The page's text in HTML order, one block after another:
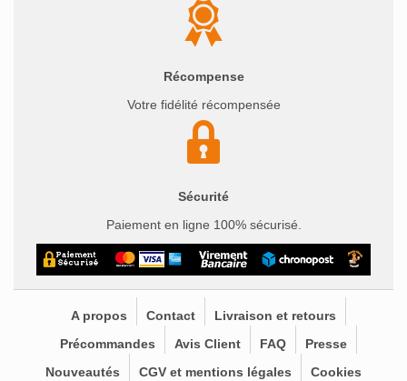
Récompense
Votre fidélité récompensée
Sécurité
Paiement en ligne 100% sécurisé.
A propos Contact
Livraison et retours
Précommandes
Avis Client FAQ
Presse
Nouveautés
CGV et mentions légales Cookies